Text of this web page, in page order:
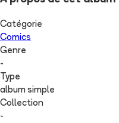
Catégorie
Comics
Genre
-
Type
album simple
Collection
-